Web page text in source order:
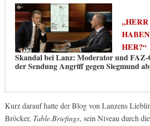
HER?“
Skandal bei Lanz: Moderator und FAZ-
der Sendung Angriff gegen Siegmund
Kurz darauf hatte der Blog von Lanzens
Bröcker, Table.Briefings, sein Niveau durch